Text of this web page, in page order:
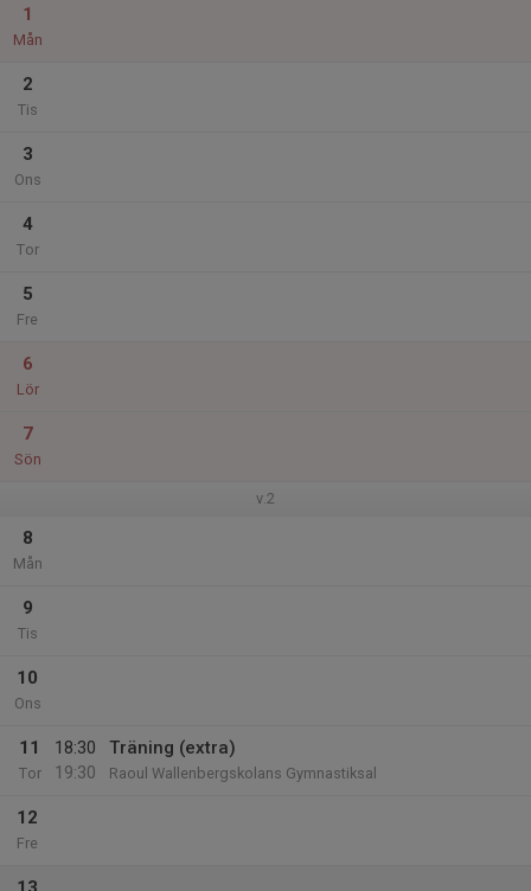
1
Mån
2
Tis
3
Ons
4
Tor
5
Fre
6
Lör
7
Sön
v.2
8
Mån
9
Tis
10
Ons
11
Tor
18:30
19:30
Träning (extra)
Raoul Wallenbergskolans Gymnastiksal
12
Fre